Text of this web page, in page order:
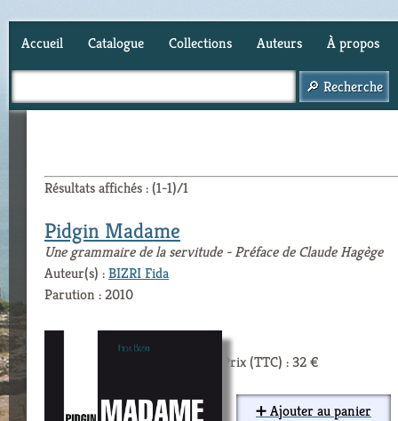
Accueil Catalogue Collections Auteurs À propos
Résultats affichés : (1-1)/1
Pidgin Madame
Une grammaire de la servitude - Préface de Claude Hagège
Auteur(s) :BIZRI Fida
Parution : 2010
Prix (TTC) : 32 €
➕ Ajouter au panier